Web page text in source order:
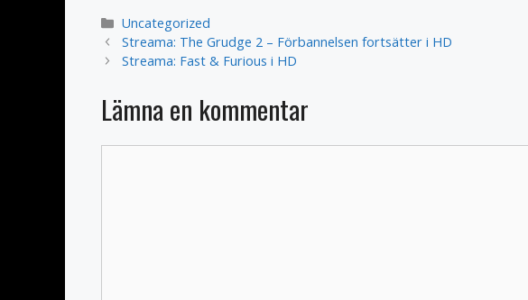
Kategorier
Uncategorized
Streama: The Grudge 2 – Förbannelsen fortsätter i HD
Streama: Fast & Furious i HD
Lämna en kommentar